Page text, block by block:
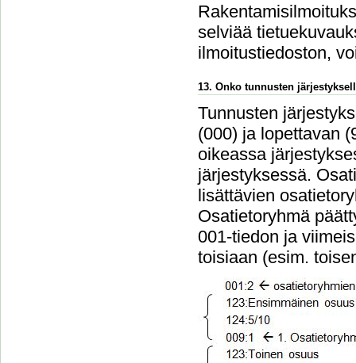
selviää
ilmoitustiedoston,
13. Onko tunnusten
Tunnusten
(000) ja lopettavan
oikeassa
järjestyksessä.
lisättävien
Osatietoryhmä
001-tiedon ja
toisiaan (esim.